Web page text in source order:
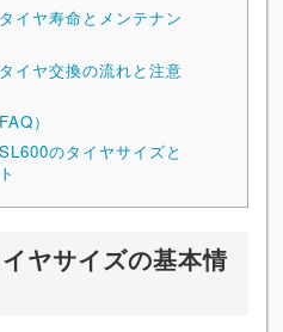
イヤ寿命とメンテナン
イヤ交換の流れと注意
）
のタイヤサイズと
ヤサイズの基本情